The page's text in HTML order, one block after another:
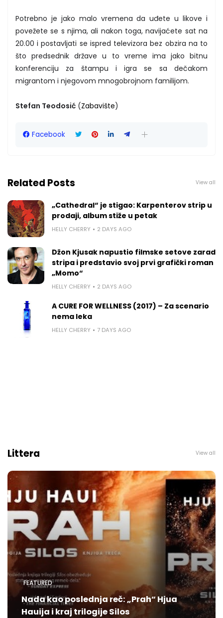
Potrebno je jako malo vremena da uđete u likove i
povežete se s njima, ali nakon toga, navijaćete sat na
20.00 i postavljati se ispred televizora bez obzira na to
što predsednik države u to vreme ima jako bitnu
konferenciju za štampu i igra se sa dečakom
migrantom i njegovom mnogobrojnom familijom.
Stefan Teodosić (Zabavište)
Facebook
Related Posts View all
„Cathedral“ je stigao: Karpenterov strip u
prodaji, album stiže u petak
HELLY CHERRY 2 DAYS AGO
Džon Kjusak napustio filmske setove zarad
stripa i predstavio svoj prvi grafički roman
„Momo“
HELLY CHERRY 2 DAYS AGO
A CURE FOR WELLNESS (2017) – Za scenario
nema leka
HELLY CHERRY 7 DAYS AGO
Littera View all
FEATURED
Nada kao poslednja reč: „Prah“ Hjua
Hauija i kraj trilogije Silos